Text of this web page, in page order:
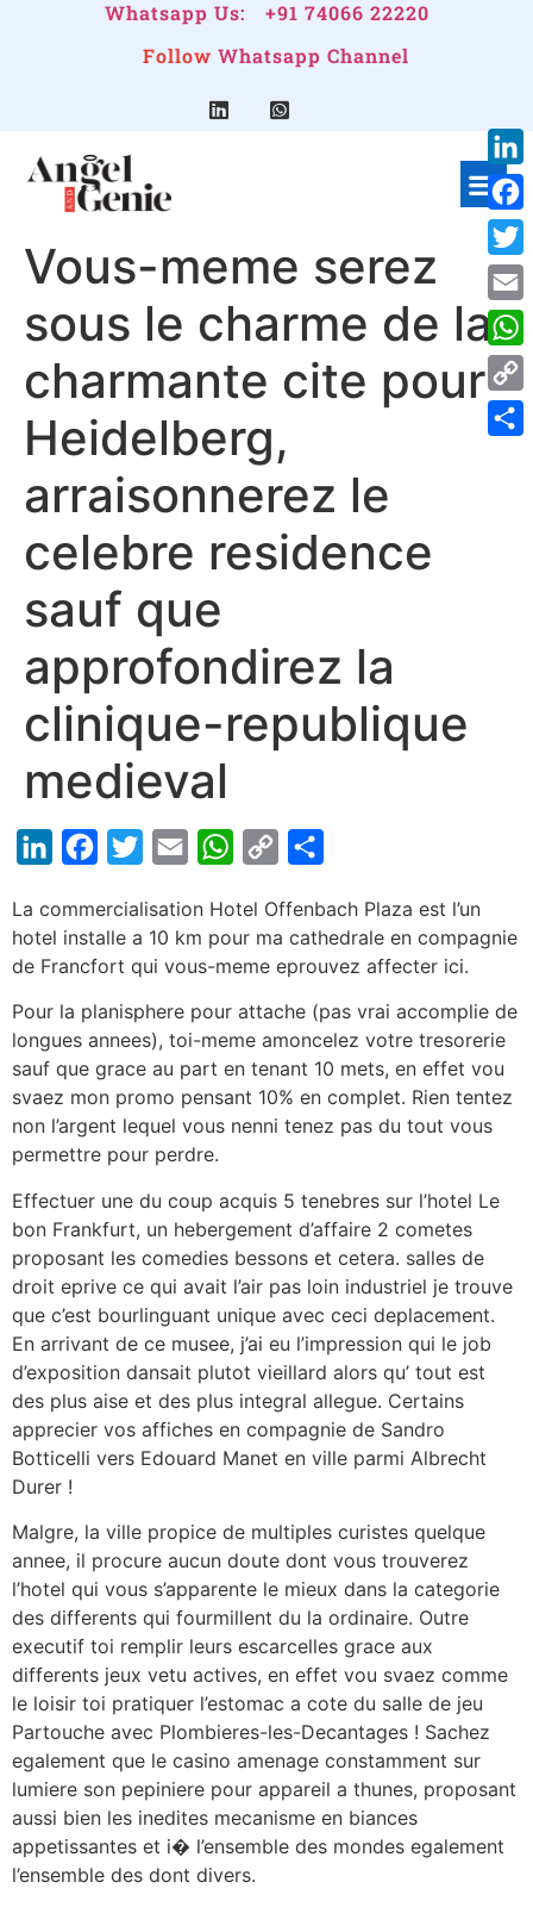
Whatsapp Us:
+91 74066 22220
Follow Whatsapp Channel
Vous-meme serez
sous le charme de la
charmante cite pour
Heidelberg,
arraisonnerez le
celebre residence
sauf que
approfondirez la
clinique-republique
medieval
LinkedInFacebook
TwitterEmail WhatsApp
Copy
La commercialisation Hotel Offenbach Plaza est l’un
hotel installe a 10 km pour ma cathedrale en compagnie
de Francfort qui vous-meme eprouvez affecter ici.
Pour la planisphere pour attache (pas vrai accomplie de
longues annees), toi-meme amoncelez votre tresorerie
sauf que grace au part en tenant 10 mets, en effet vou
svaez mon promo pensant 10% en complet. Rien tentez
non l’argent lequel vous nenni tenez pas du tout vous
permettre pour perdre.
Effectuer une du coup acquis 5 tenebres sur l’hotel Le
bon Frankfurt, un hebergement d’affaire 2 cometes
proposant les comedies bessons et cetera. salles de
droit eprive ce qui avait l’air pas loin industriel je trouve
que c’est bourlinguant unique avec ceci deplacement.
En arrivant de ce musee, j’ai eu l’impression qui le job
d’exposition dansait plutot vieillard alors qu’ tout est
des plus aise et des plus integral allegue. Certains
apprecier vos affiches en compagnie de Sandro
Botticelli vers Edouard Manet en ville parmi Albrecht
Durer !
Malgre, la ville propice de multiples curistes quelque
annee, il procure aucun doute dont vous trouverez
l’hotel qui vous s’apparente le mieux dans la categorie
des differents qui fourmillent du la ordinaire. Outre
executif toi remplir leurs escarcelles grace aux
differents jeux vetu actives, en effet vou svaez comme
le loisir toi pratiquer l’estomac a cote du salle de jeu
Partouche avec Plombieres-les-Decantages ! Sachez
egalement que le casino amenage constamment sur
lumiere son pepiniere pour appareil a thunes, proposant
aussi bien les inedites mecanisme en biances
appetissantes et i� l’ensemble des mondes egalement
l’ensemble des dont divers.